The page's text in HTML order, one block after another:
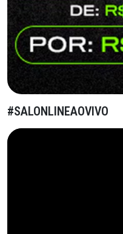
#SALONLINEAOVIVO